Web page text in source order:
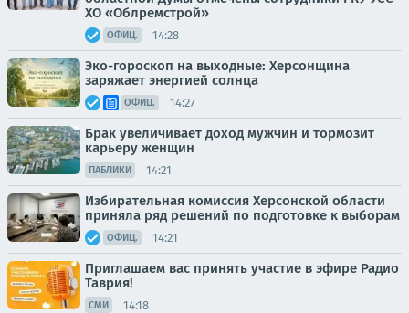
ХО «Облремстрой»
ОФИЦ. 14:28
Эко-гороскоп на выходные: Херсонщина
заряжает энергией солнца
ОФИЦ. 14:27
Брак увеличивает доход мужчин и тормозит
карьеру женщин
ПАБЛИКИ 14:21
Избирательная комиссия Херсонской области
приняла ряд решений по подготовке к выборам
ОФИЦ. 14:21
Приглашаем вас принять участие в эфире Радио
Таврия!
СМИ 14:18